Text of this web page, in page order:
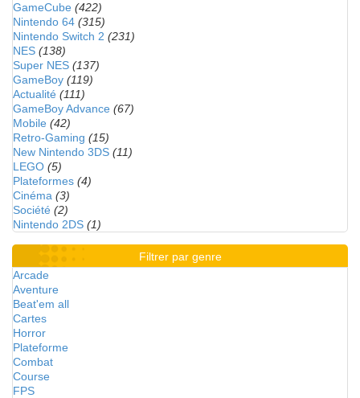
GameCube (422)
Nintendo 64 (315)
Nintendo Switch 2 (231)
NES (138)
Super NES (137)
GameBoy (119)
Actualité (111)
GameBoy Advance (67)
Mobile (42)
Retro-Gaming (15)
New Nintendo 3DS (11)
LEGO (5)
Plateformes (4)
Cinéma (3)
Société (2)
Nintendo 2DS (1)
Filtrer par genre
Arcade
Aventure
Beat'em all
Cartes
Horror
Plateforme
Combat
Course
FPS